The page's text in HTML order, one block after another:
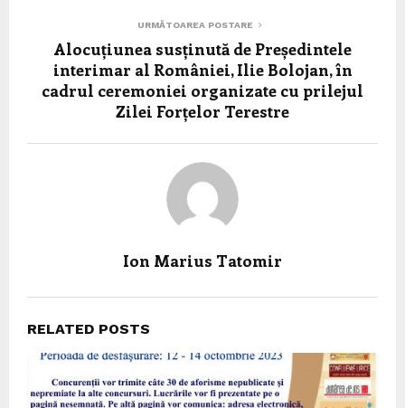
URMĂTOAREA POSTARE
Alocuțiunea susținută de Președintele
interimar al României, Ilie Bolojan, în
cadrul ceremoniei organizate cu prilejul
Zilei Forțelor Terestre
Ion Marius Tatomir
RELATED POSTS